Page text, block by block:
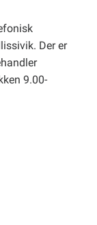
Der er
9.00-